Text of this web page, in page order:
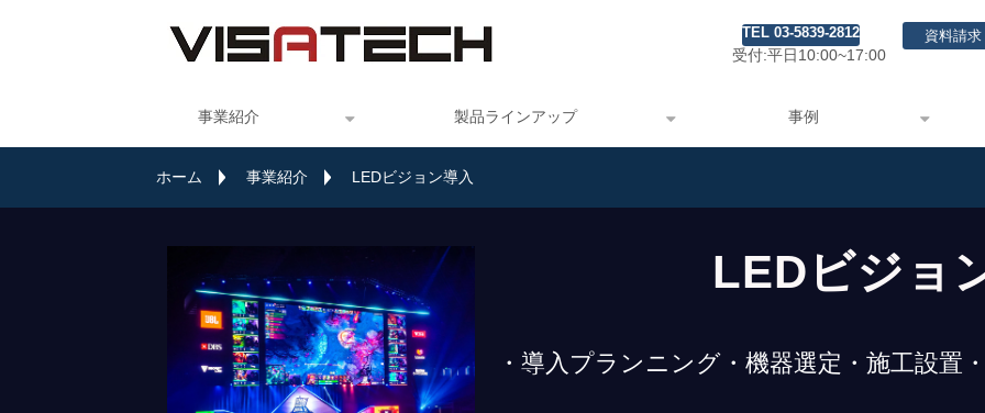
TEL 03-5839-2812
受付:平日10:00~17:00
資料請求
事業紹介 製品ラインアップ 事例
ホーム 事業紹介 LEDビジョン導入
LEDビジョ
・導入プランニング ・機器選定 ・施工設置